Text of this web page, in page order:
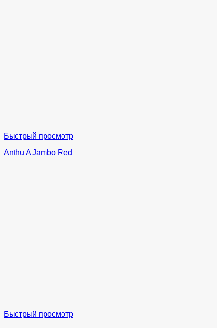
Быстрый просмотр
Anthu A Jambo Red
Быстрый просмотр